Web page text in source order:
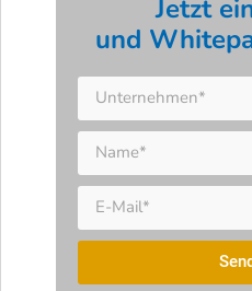
Jetzt
und